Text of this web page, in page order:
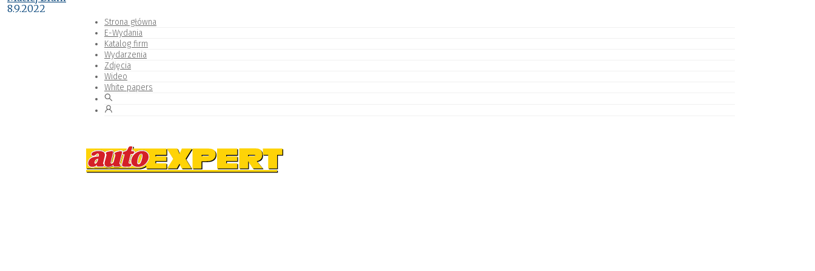
Strona główna
E-Wydania
Katalog firm
Wydarzenia
Zdjęcia
Wideo
White papers
8.9.2022